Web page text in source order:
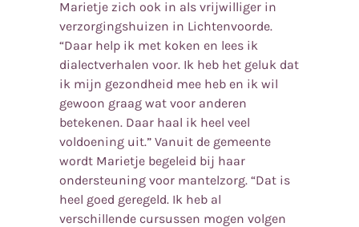
Marietje zich ook in als vrijwilliger in
verzorgingshuizen in Lichtenvoorde.
“Daar help ik met koken en lees ik
dialectverhalen voor. Ik heb het geluk dat
ik mijn gezondheid mee heb en ik wil
gewoon graag wat voor anderen
betekenen. Daar haal ik heel veel
voldoening uit.” Vanuit de gemeente
wordt Marietje begeleid bij haar
ondersteuning voor mantelzorg. “Dat is
heel goed geregeld. Ik heb al
verschillende cursussen mogen volgen